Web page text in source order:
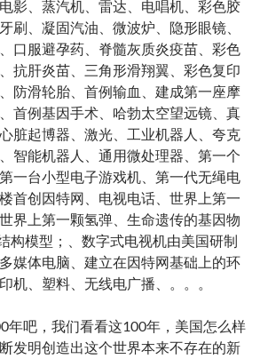
影、蒸汽机、雷达、电唱机、彩色胶
刷、凝固汽油、微波炉、隐形眼镜、
口服避孕药、脊髓灰质炎疫苗、彩色
抗肝炎苗、三角形滑翔翼、彩色复印
防滑轮胎、首例输血、建成第一座摩
首例基因手术、哈勃太空望远镜、真
脏起博器、激光、工业机器人、夸克
智能机器人、通用微处理器、第一个
一台小型电子游戏机、第一代无绳电
首创因特网、电视电话、世界上第一
界上第一颗氢弹、生命遗传的基因物
构模型；、数字式电视机由美国研制
媒体电脑、建立在因特网基础上的环
机、塑料、无线电广播、。。。
年吧，我们看看这100年，美国怎么样
发明创造出这个世界本来不存在的新